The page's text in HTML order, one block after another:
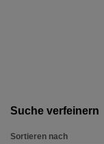
Suche verfeinern
Sortieren nach